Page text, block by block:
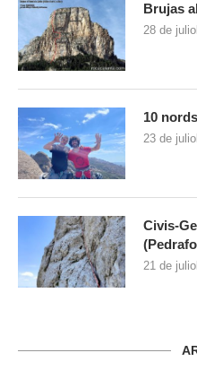
Brujas
28 de
10
23 de
Civis-
21 de